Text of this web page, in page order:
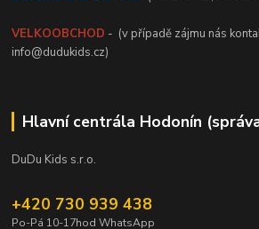
VELKOOBCHOD - (v případě zájmu nás
info@dudukids.cz)
Hlavní centrála Hodonín
DuDu Kids s.r.o.
+420 730 939 438
Po-Pá 10-17hod WhatsApp